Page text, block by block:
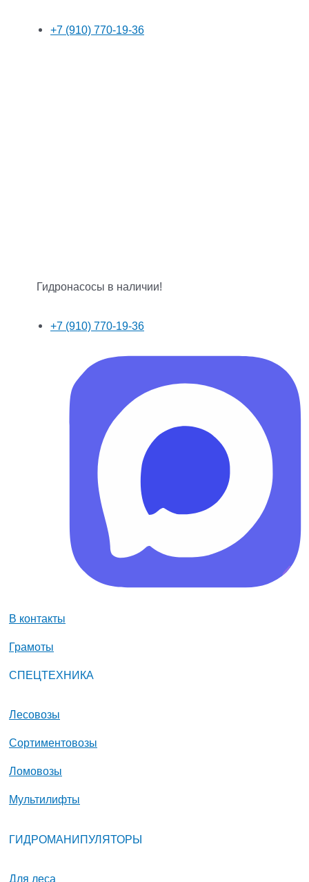
+7 (910) 770-19-36
Гидронасосы в наличии!
+7 (910) 770-19-36
В контакты
Грамоты
СПЕЦТЕХНИКА
Лесовозы
Сортиментовозы
Ломовозы
Мультилифты
ГИДРОМАНИПУЛЯТОРЫ
Для леса